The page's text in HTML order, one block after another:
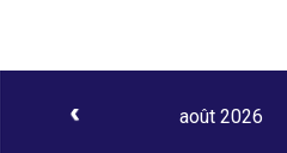
août 2026